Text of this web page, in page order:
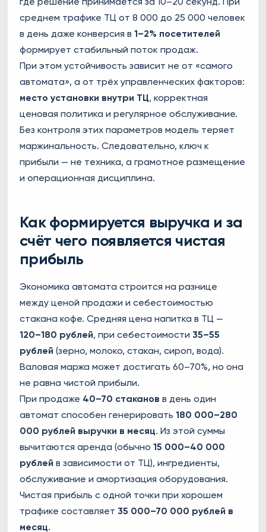
среднем трафике ТЦ от 8 000 до 25 000 человек
в день даже конверсия в 1–2% посетителей
формирует стабильный поток продаж.
При этом устойчивость зависит не от «самого
автомата», а от трёх управленческих факторов:
место установки внутри ТЦ, корректная
ценовая политика и регулярное обслуживание.
Без контроля этих параметров модель теряет
маржинальность. Следовательно, ключ к
прибыли — не техника, а грамотное размещение
и операционная дисциплина.
Как формируется выручка и за
счёт чего появляется чистая
прибыль
Экономика автомата строится на разнице
между ценой продажи и себестоимостью
стакана кофе. Средняя цена напитка в ТЦ —
120–180 рублей, при себестоимости 35–55
рублей (зерно, молоко, стакан, сироп, вода).
Валовая маржа может достигать 60–70%, но она
не равна чистой прибыли.
При продаже 40–70 стаканов в день один
автомат способен генерировать 180 000–280
000 рублей выручки в месяц. Из этой суммы
вычитаются аренда (обычно 15 000–40 000
рублей в зависимости от ТЦ), ингредиенты,
обслуживание и амортизация оборудования.
Чистая прибыль с одной точки при хорошем
трафике составляет 35 000–70 000 рублей в
месяц.